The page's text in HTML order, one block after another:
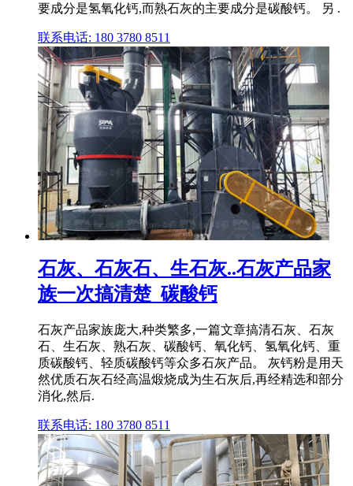
要成分是氢氧化钙,而熟石灰的主要成分是碳酸钙。 另 .
联系电话: 180 3780 8511
石灰、石灰石、生石灰..石灰产品家
族一次搞清楚_碳酸钙
石灰产品家族庞大,种类繁多,一篇文章搞清石灰、石灰
石、生石灰、熟石灰、碳酸钙、氧化钙、氢氧化钙、重
质碳酸钙、轻质碳酸钙等众多石灰产品。 灰钙粉是用天
然优质石灰石经高温煅烧成为生石灰后,再经精选和部分
消化,然后.
联系电话: 180 3780 8511